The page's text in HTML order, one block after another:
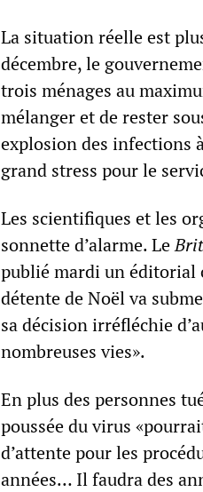
La situation réelle est
décembre, le
trois ménages au
mélanger et de rester
explosion des infections
grand stress pour le
Les scientifiques et les
sonnette d’alarme. Le
publié mardi un éditorial
détente de Noël va
sa décision irréfléchie
nombreuses vies».
En plus des personnes
poussée du virus
d’attente pour les
années… Il faudra des